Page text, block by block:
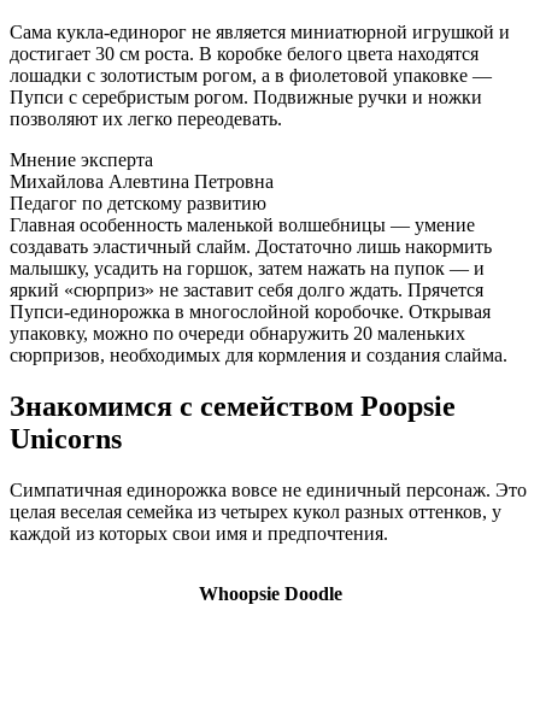
Сама кукла-единорог не является миниатюрной игрушкой и
достигает 30 см роста. В коробке белого цвета находятся
лошадки с золотистым рогом, а в фиолетовой упаковке —
Пупси с серебристым рогом. Подвижные ручки и ножки
позволяют их легко переодевать.
Мнение эксперта
Михайлова Алевтина Петровна
Педагог по детскому развитию
Главная особенность маленькой волшебницы — умение
создавать эластичный слайм. Достаточно лишь накормить
малышку, усадить на горшок, затем нажать на пупок — и
яркий «сюрприз» не заставит себя долго ждать. Прячется
Пупси-единорожка в многослойной коробочке. Открывая
упаковку, можно по очереди обнаружить 20 маленьких
сюрпризов, необходимых для кормления и создания слайма.
Знакомимся с семейством Poopsie
Unicorns
Симпатичная единорожка вовсе не единичный персонаж. Это
целая веселая семейка из четырех кукол разных оттенков, у
каждой из которых свои имя и предпочтения.
Whoopsie Doodle